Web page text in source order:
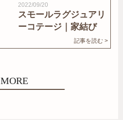
2022/09/20
スモールラグジュアリ
ーコテージ｜家結び
記事を読む >
MORE